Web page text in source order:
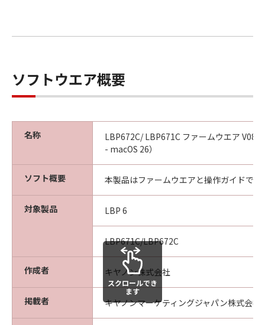
ソフトウエア概要
名称
LBP672C/ LBP671C ファームウエア
- macOS 26）
ソフト概要 本製品はファームウエアと操作ガイドです
対象製品 LBP 6
LBP671C/LBP672C
作成者 キヤノン株式会社
掲載者 キヤノンマーケティングジャパン株式会社
スクロールでき
ます